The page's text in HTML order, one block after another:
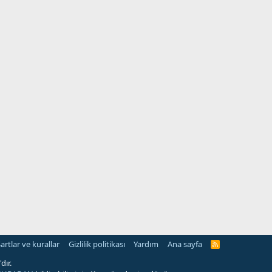
ve kurallar Gizlilik politikası Yardım Ana sayfa
R